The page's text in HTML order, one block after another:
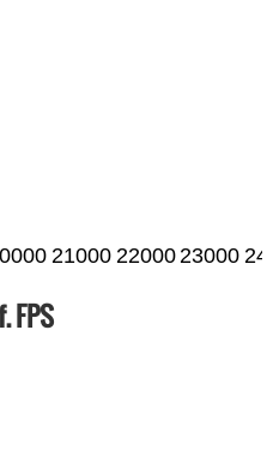
21000 2200023000
FPS